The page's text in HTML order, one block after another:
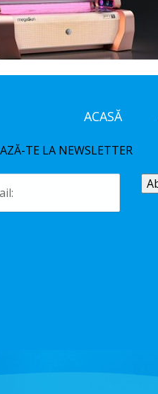
ACASĂ
TE LA NEWSLETTER